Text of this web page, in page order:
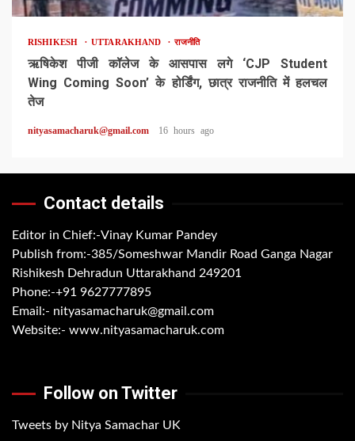
RISHIKESH UTTARAKHAND राजनीति
ऋषिकेश पीजी कॉलेज के आसपास लगे ‘CJP Student
Wing Coming Soon’ के होर्डिंग, छात्र राजनीति में हलचल
तेज
nityasamacharuk@gmail.com 16 hours ago
Contact details
Editor in Chief:-Vinay Kumar Pandey
Publish from:-385/Someshwar Mandir Road Ganga Nagar
Rishikesh Dehradun Uttarakhand 249201
Phone:-+91 9627777895
Email:- nityasamacharuk@gmail.com
Website:- www.nityasamacharuk.com
Follow on Twitter
Tweets by Nitya Samachar UK